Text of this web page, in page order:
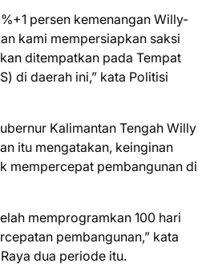
persen kemenangan Willy-
kami mempersiapkan saksi
ditempatkan pada Tempat
di daerah ini,” kata Politisi
Kalimantan Tengah Willy
itu mengatakan, keinginan
mempercepat pembangunan di
memprogramkan 100 hari
pembangunan,” kata
dua periode itu.